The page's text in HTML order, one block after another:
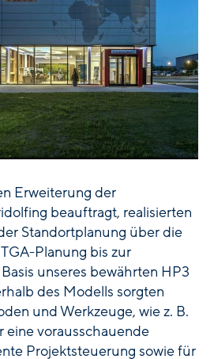
Erweiterung der
beauftragt, realisierten
Standortplanung über die
Planung bis zur
unseres bewährten HP3
des Modells sorgten
und Werkzeuge, wie z. B.
eine vorausschauende
Projektsteuerung sowie für